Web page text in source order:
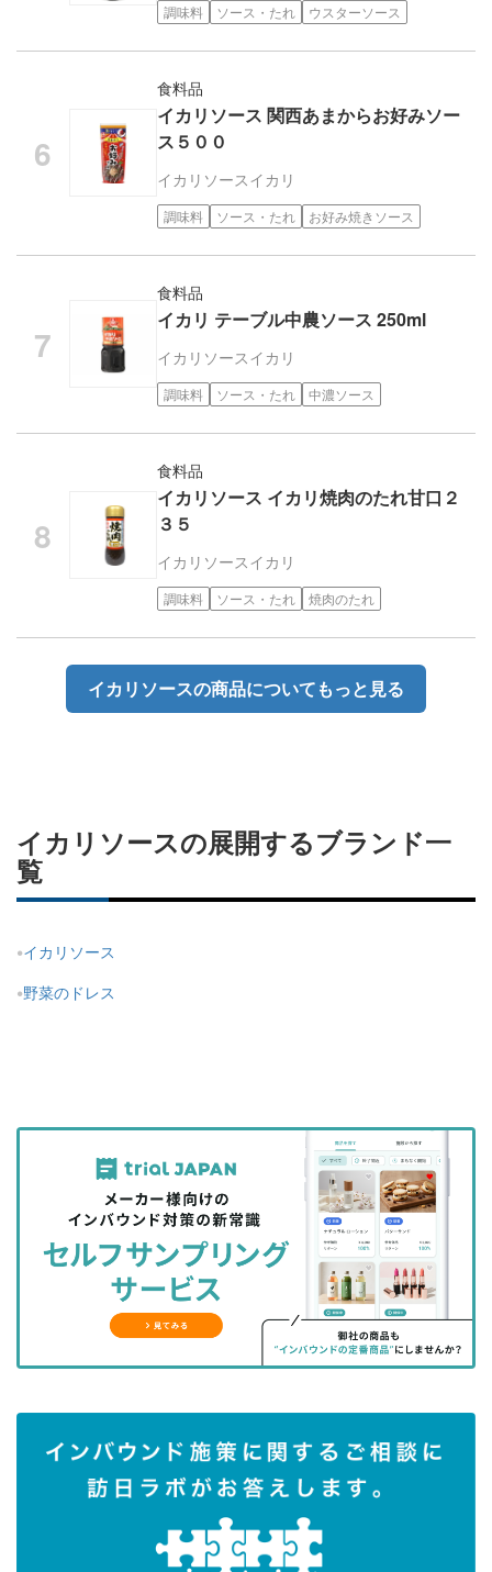
調味料 ソース・たれ ウスターソース
食料品
イカリソース 関西あまからお好みソー
ス５００
イカリソースイカリ
調味料 ソース・たれ お好み焼きソース
食料品
イカリ テーブル中農ソース 250ml
イカリソースイカリ
調味料 ソース・たれ 中濃ソース
食料品
イカリソース イカリ焼肉のたれ甘口２
３５
イカリソースイカリ
調味料 ソース・たれ 焼肉のたれ
イカリソースの商品についてもっと見る
イカリソースの展開するブランド一
覧
イカリソース
野菜のドレス